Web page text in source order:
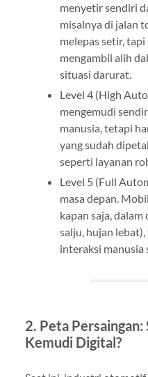
menyetir sendiri
misalnya di jalan
melepas setir,
mengambil alih
situasi darurat.
Level 4 (High
mengemudi
manusia, tetapi
yang sudah
seperti layanan
Level 5 (Full
masa depan.
kapan saja, dalam
salju, hujan
interaksi manusia
2. Peta
Kemudi Digital?